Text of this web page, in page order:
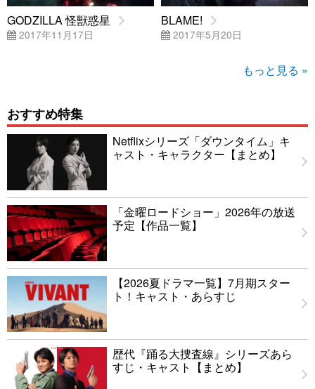
GODZILLA 怪獣惑星
2017年11月17日
BLAME!
2017年5月20日
もっと見る »
おすすめ特集
Netflixシリーズ「ダウンタイム」キ
ャスト・キャラクター【まとめ】
「金曜ロードショー」2026年の放送
予定【作品一覧】
【2026夏ドラマ一覧】7月期スター
ト！キャスト・あらすじ
歴代『踊る大捜査線』シリーズあら
すじ・キャスト【まとめ】